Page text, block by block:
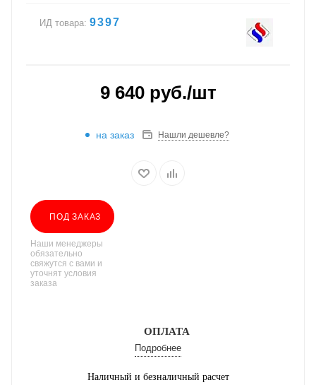
ИД товара: 9397
9 640руб./шт
на заказ Нашли дешевле?
ПОД ЗАКАЗ
Наши менеджеры
обязательно
свяжутся с вами и
уточнят условия
заказа
ОПЛАТА
Подробнее
Наличный и безналичный расчет